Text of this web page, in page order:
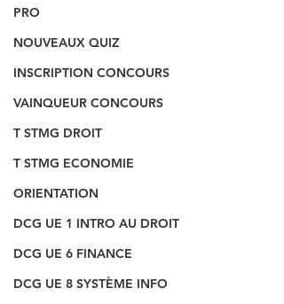
PRO
NOUVEAUX QUIZ
INSCRIPTION CONCOURS
VAINQUEUR CONCOURS
T STMG DROIT
T STMG ECONOMIE
ORIENTATION
DCG UE 1 INTRO AU DROIT
DCG UE 6 FINANCE
DCG UE 8 SYSTÈME INFO